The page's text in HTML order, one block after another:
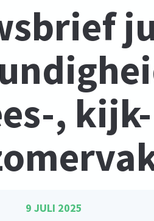
,
9 JULI 2025